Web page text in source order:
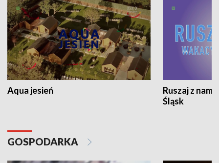
Aqua jesień
Ruszaj z
Śląsk
GOSPODARKA